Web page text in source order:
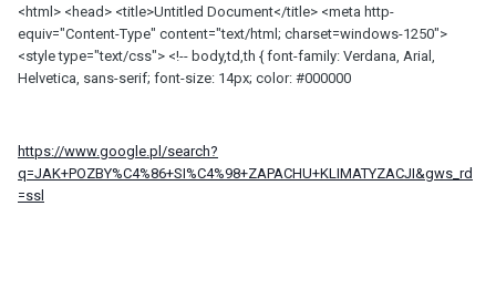
<html> <head> <title>Untitled Document</title> <meta http-
equiv="Content-Type" content="text/html; charset=windows-1250">
<style type="text/css"> <!-- body,td,th { font-family: Verdana, Arial,
Helvetica, sans-serif; font-size: 14px; color: #000000
https://www.google.pl/search?
q=JAK+POZBY%C4%86+SI%C4%98+ZAPACHU+KLIMATYZACJI&gws_rd
=ssl